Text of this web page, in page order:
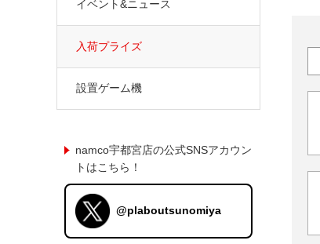
イベント&ニュース
入荷プライズ
設置ゲーム機
namco宇都宮店の公式SNSアカウン
トはこちら！
@plaboutsunomiya